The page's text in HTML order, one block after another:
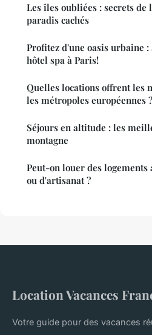
Les îles oubliées : secrets de
paradis cachés
Profitez d'une oasis urbaine :
hôtel spa à Paris!
Quelles locations offrent les
les métropoles européennes ?
Séjours en altitude : les
montagne
Peut-on louer des logements
ou d'artisanat ?
Location Vacances
Votre guide pour des vacances